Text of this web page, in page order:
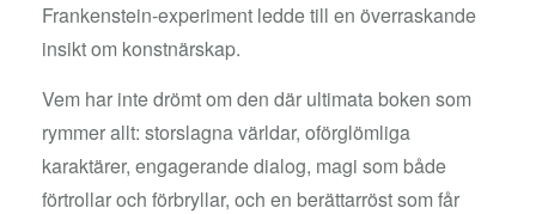
Frankenstein-experiment ledde till en överraskande
insikt om konstnärskap.
Vem har inte drömt om den där ultimata boken som
rymmer allt: storslagna världar, oförglömliga
karaktärer, engagerande dialog, magi som både
förtrollar och förbryllar, och en berättarröst som får